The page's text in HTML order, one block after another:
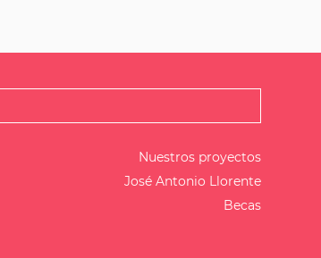
Nuestros proyectos
José Antonio Llorente
Becas